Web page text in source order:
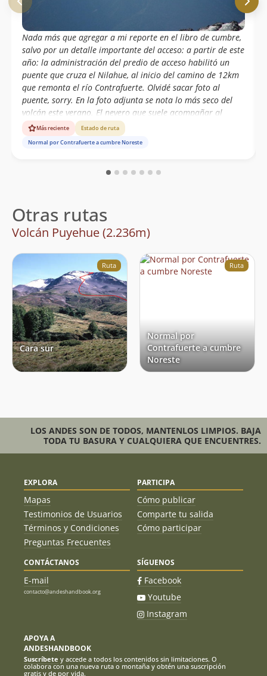
Nada más que agregar a mi reporte en el libro de cumbre,
salvo por un detalle importante del acceso: a partir de este
año: la administración del predio de acceso habilitó un
puente que cruza el Nilahue, al inicio del camino de 12km
que remonta el río Contrafuerte. Olvidé sacar foto al
puente, sorry. En la foto adjunta se nota lo más seco del
volcán este verano. El nevero que suele acompañar al
espolón de cumbre casi desaparece este año.
Más reciente
Estado de ruta
Normal por Contrafuerte a cumbre Noreste
Otras rutas
Volcán Puyehue (2.236m)
Ruta
Cara sur
Ruta
Normal por
Contrafuerte a cumbre
Noreste
LOS ANDES SON DE TODOS, MANTENLOS LIMPIOS. BAJA
TODA TU BASURA Y CUALQUIERA QUE ENCUENTRES.
EXPLORA
Mapas
Testimonios de Usuarios
Términos y Condiciones
Preguntas Frecuentes
PARTICIPA
Cómo publicar
Comparte tu salida
Cómo participar
CONTÁCTANOS
E-mail
contacto@andeshandbook.org
SÍGUENOS
Facebook
Youtube
Instagram
APOYA A
ANDESHANDBOOK
Suscríbete y accede a todos los contenidos sin limitaciones. O
colabora con una nueva ruta o montaña y obtén una suscripción
gratis y de por vida.